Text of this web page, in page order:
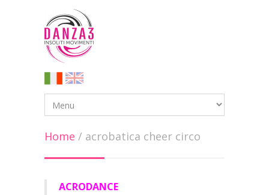
Home / acrobatica cheer circo
ACRODANCE